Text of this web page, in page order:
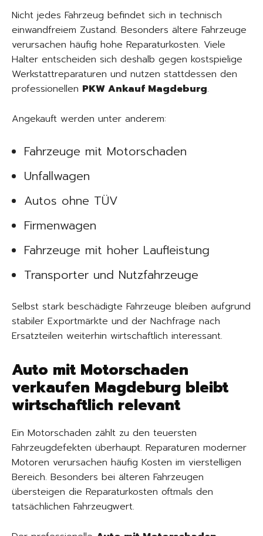
Nicht jedes Fahrzeug befindet sich in technisch
einwandfreiem Zustand. Besonders ältere Fahrzeuge
verursachen häufig hohe Reparaturkosten. Viele
Halter entscheiden sich deshalb gegen kostspielige
Werkstattreparaturen und nutzen stattdessen den
professionellen PKW Ankauf Magdeburg.
Angekauft werden unter anderem:
Fahrzeuge mit Motorschaden
Unfallwagen
Autos ohne TÜV
Firmenwagen
Fahrzeuge mit hoher Laufleistung
Transporter und Nutzfahrzeuge
Selbst stark beschädigte Fahrzeuge bleiben aufgrund
stabiler Exportmärkte und der Nachfrage nach
Ersatzteilen weiterhin wirtschaftlich interessant.
Auto mit Motorschaden
verkaufen Magdeburg bleibt
wirtschaftlich relevant
Ein Motorschaden zählt zu den teuersten
Fahrzeugdefekten überhaupt. Reparaturen moderner
Motoren verursachen häufig Kosten im vierstelligen
Bereich. Besonders bei älteren Fahrzeugen
übersteigen die Reparaturkosten oftmals den
tatsächlichen Fahrzeugwert.